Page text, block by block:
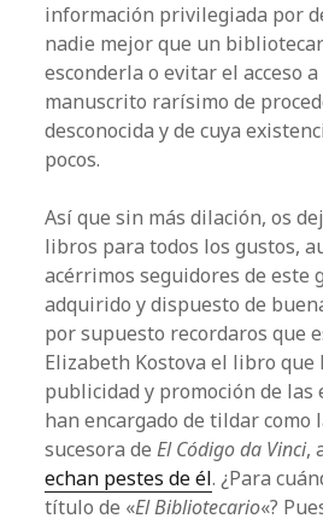
información privilegiada por
nadie mejor que un
esconderla o evitar el acceso
manuscrito rarísimo de
desconocida y de cuya
pocos.
Así que sin más dilación, os
libros para todos los gustos,
acérrimos seguidores de este
adquirido y dispuesto de
por supuesto recordaros que
Elizabeth Kostova el libro que
publicidad y promoción de las
han encargado de tildar como
sucesora deEl Código da Vinci,
echan pestes de él. ¿Para
título de «El Bibliotecario«?